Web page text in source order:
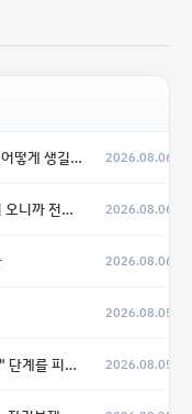
길 수 있는지 2026.08.06
지 모르겠다.” 2026.08.06
2026.08.06
2026.08.05
기를 바랄 뿐" 2026.08.05